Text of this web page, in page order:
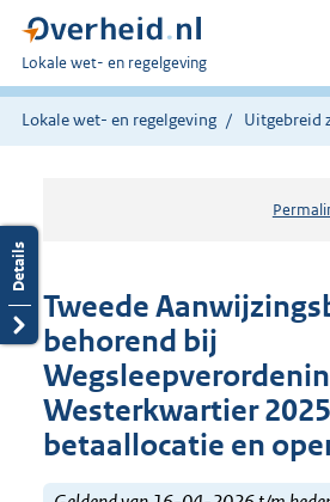
U
bent
hier:
Lokale wet- en regelgeving
Lokale wet- en regelgeving Uitgebreid
Tweede
behorend bij
Westerkwartier
betaallocatie en